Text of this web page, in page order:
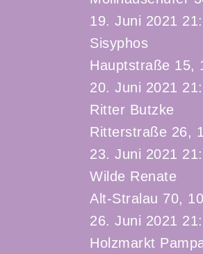
19. Juni 2021
Sisyphos
Hauptstraße 15,
20. Juni 2021
Ritter Butzke
Ritterstraße 26,
23. Juni 2021
Wilde Renate
Alt-Stralau 70,
26. Juni 2021
Holzmarkt